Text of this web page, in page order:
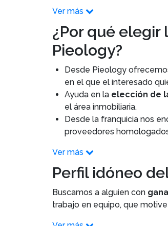
Ver más
¿Por qué
Pieology?
Desde Pieology
en el que el interesado
Ayuda en la elección de
el área inmobiliaria.
Desde la franquicia nos
proveedores
Ver más
Perfil idóneo
Buscamos a alguien con
trabajo en equipo, que